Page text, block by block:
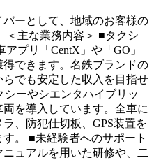
ーとして、地域のお客様の
＜主な業務内容＞ ■タクシ
プリ「CentX」や「GO」
できます。名鉄ブランドの
でも安定した収入を目指せ
シーやシエンタハイブリッ
を導入しています。全車に
、防犯仕切板、GPS装置を
。 ■未経験者へのサポート
ュアルを用いた研修や、二